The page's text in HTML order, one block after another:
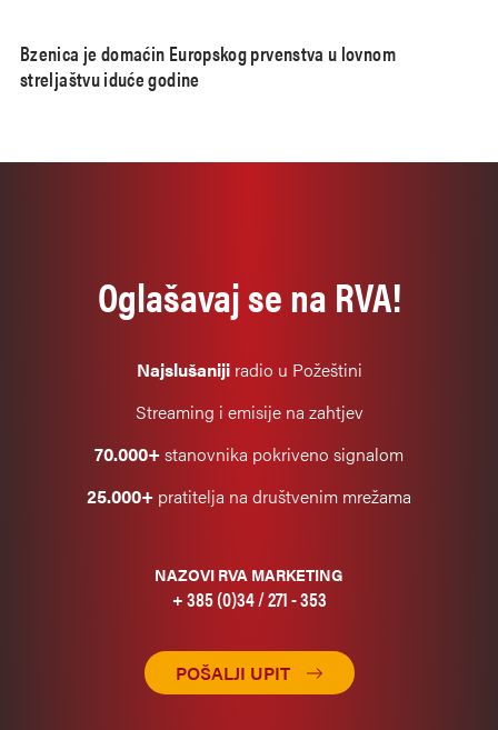
Bzenica je domaćin Europskog prvenstva u lovnom
streljaštvu iduće godine
Oglašavaj se na RVA!
Najslušanijiradio u Požeštini
Streaming i emisije na zahtjev
70.000+stanovnika pokriveno signalom
25.000+ pratitelja na društvenim mrežama
NAZOVI RVA MARKETING
+ 385 (0)34 / 271 - 353
POŠALJI UPIT